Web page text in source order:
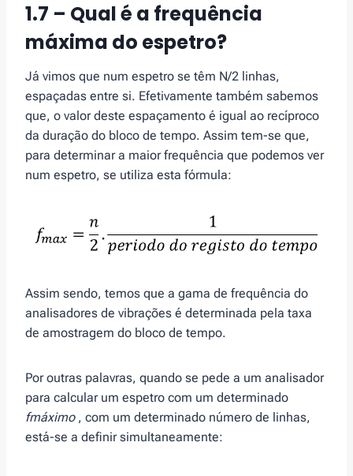
1.7 – Qual é a frequência
máxima do espetro?
Já vimos que num espetro se têm N/2 linhas,
espaçadas entre si. Efetivamente também sabemos
que, o valor deste espaçamento é igual ao recíproco
da duração do bloco de tempo. Assim tem-se que,
para determinar a maior frequência que podemos ver
num espetro, se utiliza esta fórmula:
Assim sendo, temos que a gama de frequência do
analisadores de vibrações é determinada pela taxa
de amostragem do bloco de tempo.
Por outras palavras, quando se pede a um analisador
para calcular um espetro com um determinado
fmáximo, com um determinado número de linhas,
está-se a definir simultaneamente: